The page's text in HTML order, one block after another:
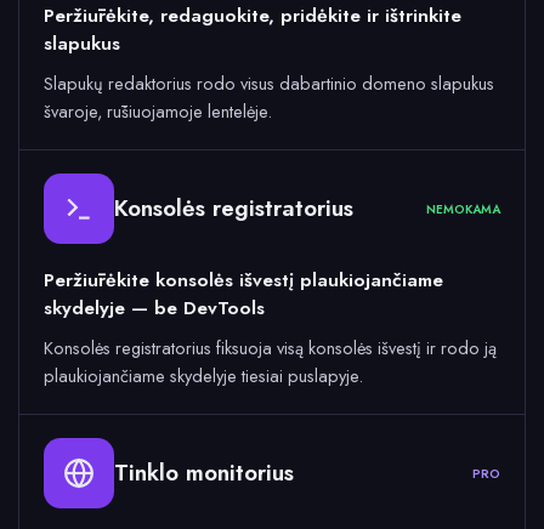
Peržiūrėkite, redaguokite, pridėkite ir ištrinkite
slapukus
Slapukų redaktorius rodo visus dabartinio domeno slapukus
švaroje, rūšiuojamoje lentelėje.
Konsolės registratorius NEMOKAMA
Peržiūrėkite konsolės išvestį plaukiojančiame
skydelyje — be DevTools
Konsolės registratorius fiksuoja visą konsolės išvestį ir rodo ją
plaukiojančiame skydelyje tiesiai puslapyje.
Tinklo monitorius PRO